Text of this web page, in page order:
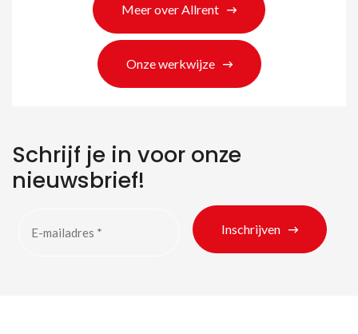
Meer over Allrent
Onze werkwijze
Schrijf je in voor onze
nieuwsbrief!
Inschrijven